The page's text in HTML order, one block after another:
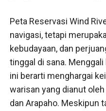
Peta Reservasi Wind
navigasi, tetapi
kebudayaan, dan
tinggal di sana.
ini berarti menghargai
warisan yang dianut
dan Arapaho. Meskipun